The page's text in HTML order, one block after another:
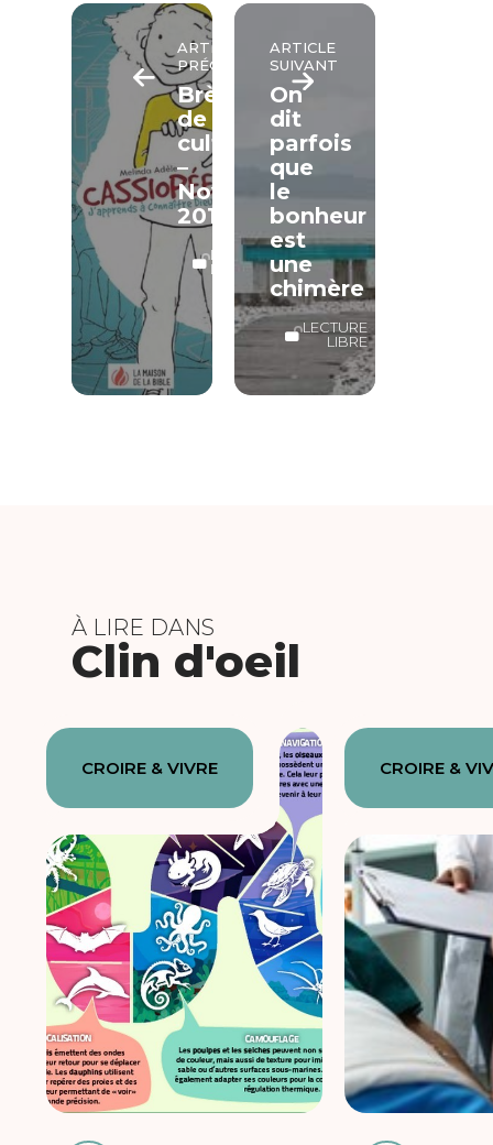
ARTICLE
PRÉCÉDENT
Brèves
de
culture
–
Novembre
2015
LECTURE
LIBRE
ARTICLE
SUIVANT
On
dit
parfois
que
le
bonheur
est
une
chimère
LECTURE
LIBRE
À LIRE DANS
Clin d'oeil
CROIRE & VIVRE CROIRE &